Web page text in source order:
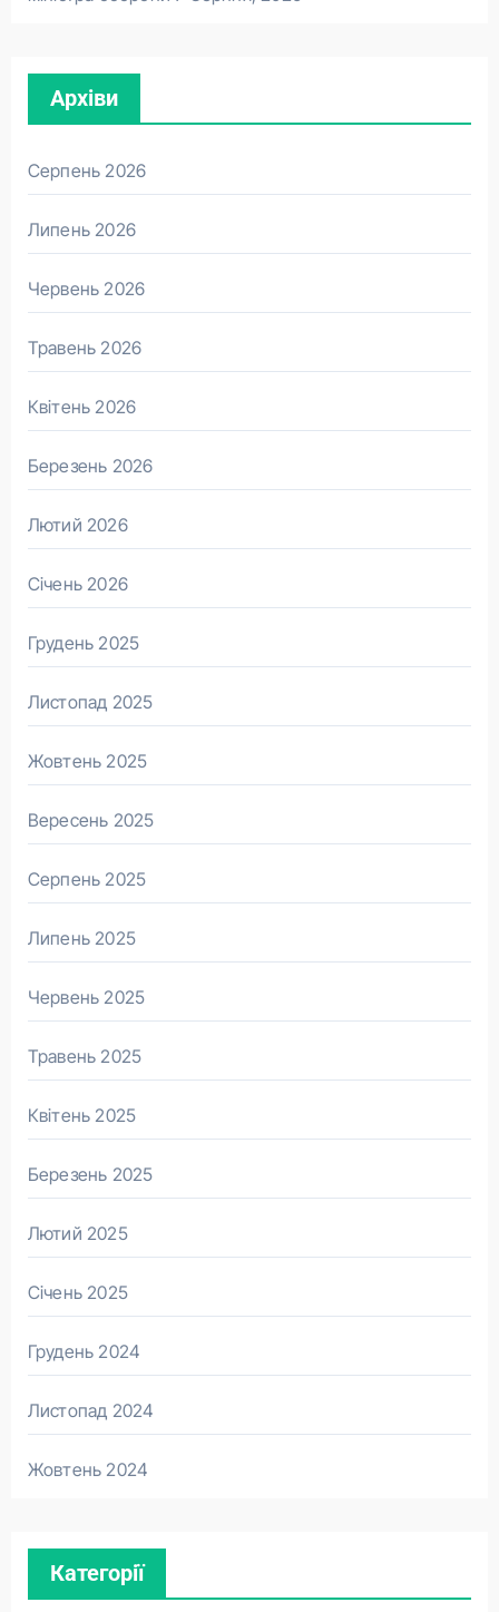
Архіви
Серпень 2026
Липень 2026
Червень 2026
Травень 2026
Квітень 2026
Березень 2026
Лютий 2026
Січень 2026
Грудень 2025
Листопад 2025
Жовтень 2025
Вересень 2025
Серпень 2025
Липень 2025
Червень 2025
Травень 2025
Квітень 2025
Березень 2025
Лютий 2025
Січень 2025
Грудень 2024
Листопад 2024
Жовтень 2024
Категорії